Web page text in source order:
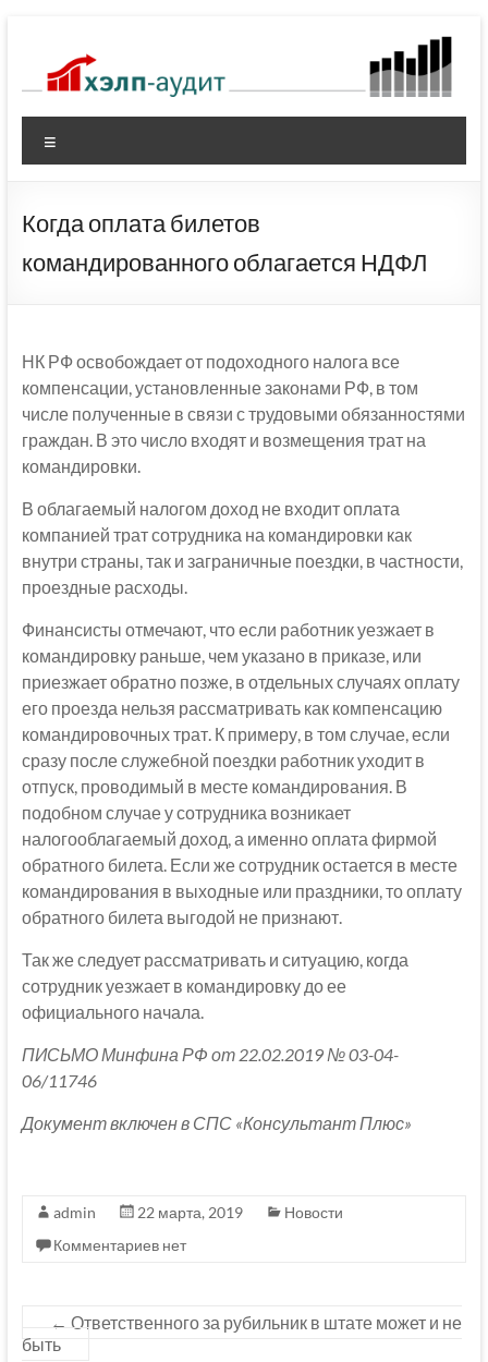
содержимому
Когда оплата билетов
командированного облагается НДФЛ
НК РФ освобождает от подоходного налога все
компенсации, установленные законами РФ, в том
числе полученные в связи с трудовыми обязанностями
граждан. В это число входят и возмещения трат на
командировки.
В облагаемый налогом доход не входит оплата
компанией трат сотрудника на командировки как
внутри страны, так и заграничные поездки, в частности,
проездные расходы.
Финансисты отмечают, что если работник уезжает в
командировку раньше, чем указано в приказе, или
приезжает обратно позже, в отдельных случаях оплату
его проезда нельзя рассматривать как компенсацию
командировочных трат. К примеру, в том случае, если
сразу после служебной поездки работник уходит в
отпуск, проводимый в месте командирования. В
подобном случае у сотрудника возникает
налогооблагаемый доход, а именно оплата фирмой
обратного билета. Если же сотрудник остается в месте
командирования в выходные или праздники, то оплату
обратного билета выгодой не признают.
Так же следует рассматривать и ситуацию, когда
сотрудник уезжает в командировку до ее
официального начала.
ПИСЬМО Минфина РФ от 22.02.2019 № 03-04-
06/11746
Документ включен в СПС «Консультант Плюс»
admin 22 марта, 2019
Новости
Комментариев нет
← Ответственного за рубильник в штате может и не
быть